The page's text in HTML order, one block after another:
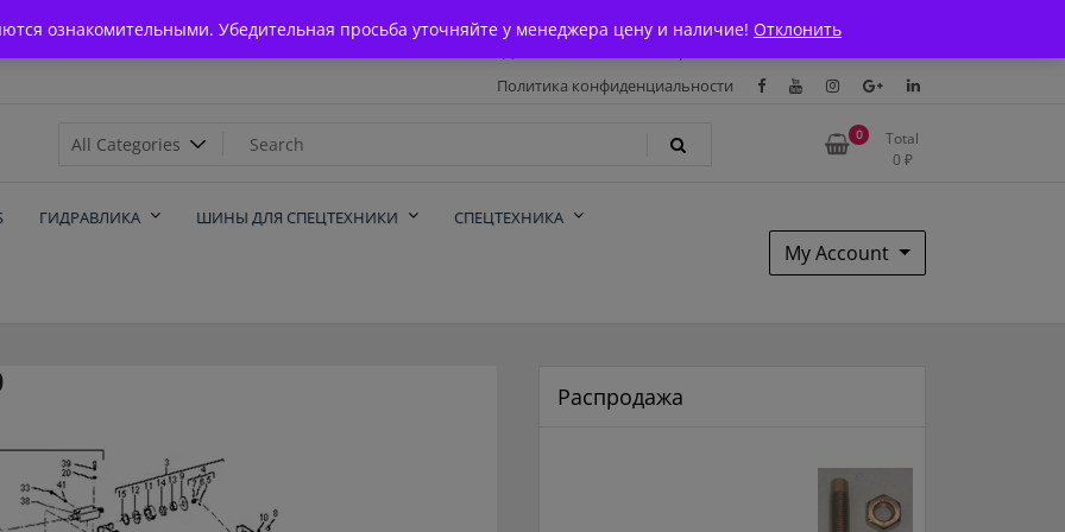
ознакомительными. Убедительная просьба уточняйте у менеджера цену и наличие! Отклонить
Политика конфиденциальности
0
Total
0 ₽
ГИДРАВЛИКА ШИНЫ ДЛЯ СПЕЦТЕХНИКИ СПЕЦТЕХНИКА
My Account
Распродажа